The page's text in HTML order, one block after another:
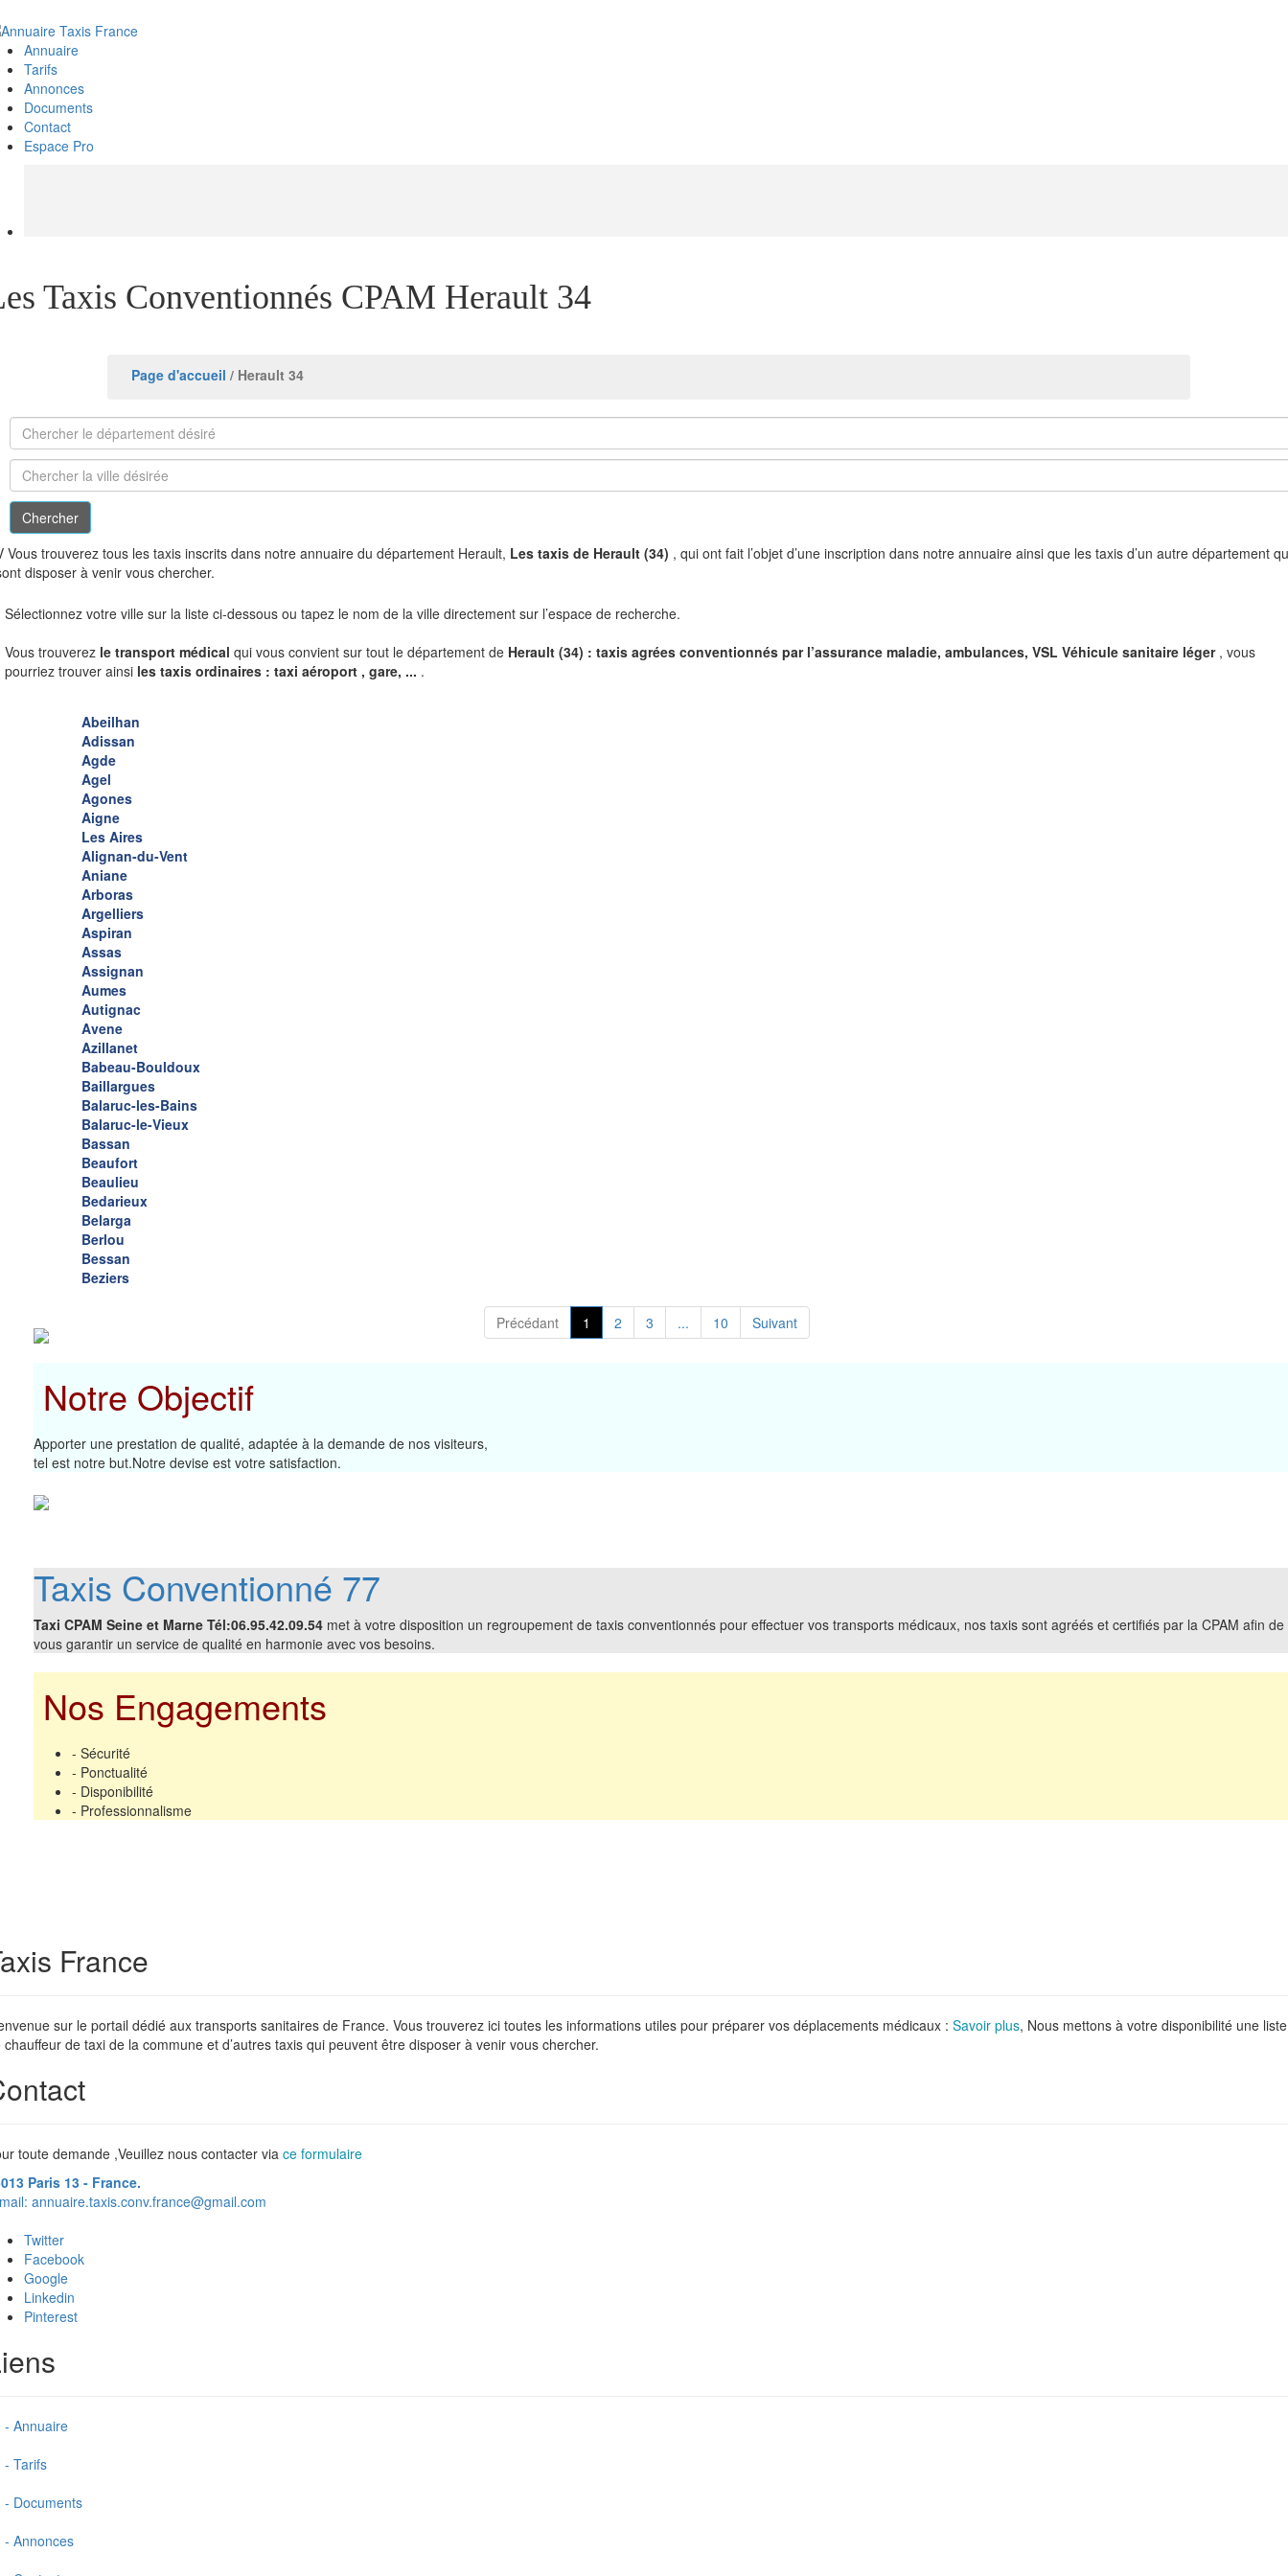
Annuaire
Tarifs
Annonces
Documents
Contact
Espace Pro
Taxis Conventionnés CPAM Herault 34
Page d'accueil / Herault 34
Vous trouverez tous les taxis inscrits dans notre annuaire du département Herault, Les taxis de Herault (34) , qui ont fait l’objet d’une inscription dans notre annuaire ainsi que les taxis d’un autre département
disposer à venir vous chercher.
Sélectionnez votre ville sur la liste ci-dessous ou tapez le nom de la ville directement sur l’espace de recherche.
Vous trouverez le transport médical qui vous convient sur tout le département de Herault (34) : taxis agrées conventionnés par l’assurance maladie, ambulances, VSL Véhicule sanitaire léger , vous
pourriez trouver ainsi les taxis ordinaires : taxi aéroport , gare, ... .
Abeilhan
Adissan
Agde
Agel
Agones
Aigne
Les Aires
Alignan-du-Vent
Aniane
Arboras
Argelliers
Aspiran
Assas
Assignan
Aumes
Autignac
Avene
Azillanet
Babeau-Bouldoux
Baillargues
Balaruc-les-Bains
Balaruc-le-Vieux
Bassan
Beaufort
Beaulieu
Bedarieux
Belarga
Berlou
Bessan
Beziers
Précédant 1 2 3 ... 10 Suivant
Notre Objectif
Apporter une prestation de qualité, adaptée à la demande de nos visiteurs,
tel est notre but.Notre devise est votre satisfaction.
Taxis Conventionné 77
Taxi CPAM Seine et Marne Tél:06.95.42.09.54 met à votre disposition un regroupement de taxis conventionnés pour effectuer vos transports médicaux, nos taxis sont agréés et certifiés par la CPAM afin de
vous garantir un service de qualité en harmonie avec vos besoins.
Nos Engagements
- Sécurité
- Ponctualité
- Disponibilité
- Professionnalisme
France
sur le portail dédié aux transports sanitaires de France. Vous trouverez ici toutes les informations utiles pour préparer vos déplacements médicaux : Savoir plus, Nous mettons à votre disponibilité une liste
chauffeur de taxi de la commune et d’autres taxis qui peuvent être disposer à venir vous chercher.
toute demande ,Veuillez nous contacter via ce formulaire
Paris 13 - France.
annuaire.taxis.conv.france@gmail.com
Twitter
Facebook
Google
Linkedin
Pinterest
- Annuaire
- Tarifs
- Documents
- Annonces